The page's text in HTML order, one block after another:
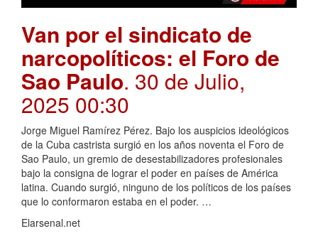
Van por el sindicato de
narcopolíticos: el Foro de
Sao Paulo. 30 de Julio,
2025 00:30
Jorge Miguel Ramírez Pérez. Bajo los auspicios ideológicos
de la Cuba castrista surgió en los años noventa el Foro de
Sao Paulo, un gremio de desestabilizadores profesionales
bajo la consigna de lograr el poder en países de América
latina. Cuando surgió, ninguno de los políticos de los países
que lo conformaron estaba en el poder. …
Elarsenal.net